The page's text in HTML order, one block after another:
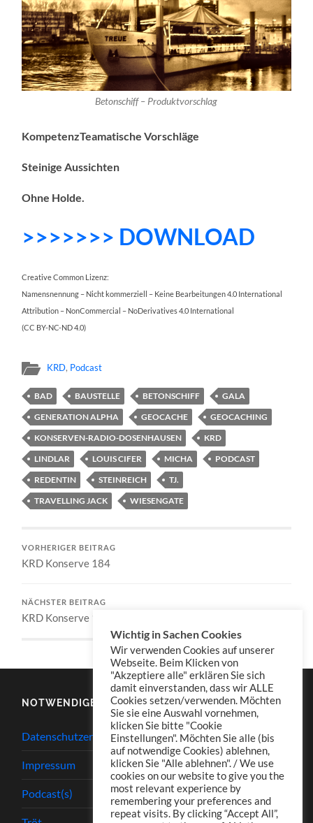
Betonschiff – Produktvorschlag
KompetenzTeamatische Vorschläge
Steinige Aussichten
Ohne Holde.
>>>>>>> DOWNLOAD
Creative Common Lizenz:
Namensnennung – Nicht kommerziell – Keine Bearbeitungen 4.0 International
Attribution – NonCommercial – NoDerivatives 4.0 International
(CC BY-NC-ND 4.0)
KRD, Podcast
BAD BAUSTELLE BETONSCHIFF
GALA
GENERATION ALPHA
GEOCACHE
GEOCACHING
KONSERVEN-RADIO-DOSENHAUSEN
KRD
LINDLAR
LOUIS CIFER MICHA
PODCAST
REDENTIN
STEINREICH
TJ.
TRAVELLING JACK
WIESENGATE
VORHERIGER BEITRAG
KRD Konserve 184
NÄCHSTER BEITRAG
KRD Konserve 186
NOTWENDIGES
Datenschutzerklärung
Impressum
Podcast(s)
Wichtig in Sachen Cookies
Wir verwenden Cookies auf unserer
Webseite. Beim Klicken von
"Akzeptiere alle" erklären Sie sich
damit einverstanden, dass wir ALLE
Cookies setzen/verwenden. Möchten
Sie sie eine Auswahl vornehmen,
klicken Sie bitte "Cookie
Einstellungen". Möchten Sie alle (bis
auf notwendige Cookies) ablehnen,
klicken Sie "Alle ablehnen". / We use
cookies on our website to give you the
most relevant experience by
remembering your preferences and
repeat visits. By clicking “Accept All”,